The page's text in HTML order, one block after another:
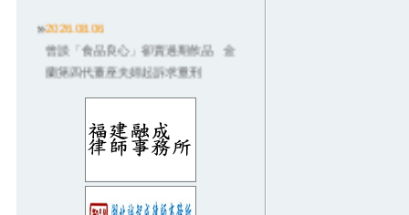
2026.08.06
曾談「食品良心」卻賣過期飲品 金
蘭第四代董座夫婦起訴求重刑
規卻起訴老闆 結局大逆轉
2026.08.03
獨／配合社宅被騙！數百房東悲喊
「因政府才信兆基」：救救我們